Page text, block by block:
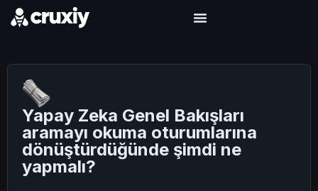
Yapay Zeka Genel Bakışları
aramayı okuma oturumlarına
dönüştürdüğünde şimdi ne
yapmalı?